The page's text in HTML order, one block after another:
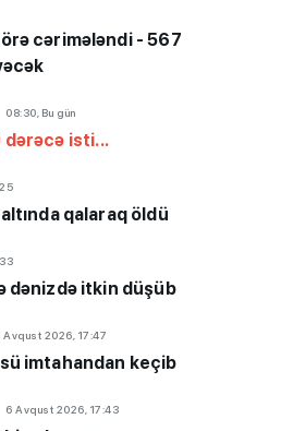
cərimələndi - 567
08:30, Bu gün
dərəcə isti...
qalaraq öldü
dənizdə itkin düşüb
Avqust 2026, 17:47
imtahandan keçib
6 Avqust 2026, 17:43